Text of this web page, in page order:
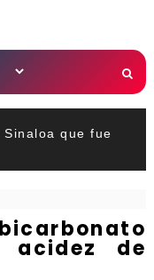
que fue
de